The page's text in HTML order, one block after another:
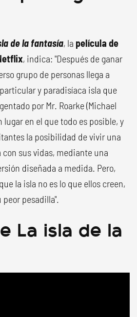
de la fantasía, la película de
, indica: "Después de ganar
grupo de personas llega a
y paradisíaca isla que
por Mr. Roarke (Michael
lugar en el que todo es posible, y
la posibilidad de vivir una
sus vidas, mediante una
diseñada a medida. Pero,
la isla no es lo que ellos creen,
pesadilla".
La isla de la